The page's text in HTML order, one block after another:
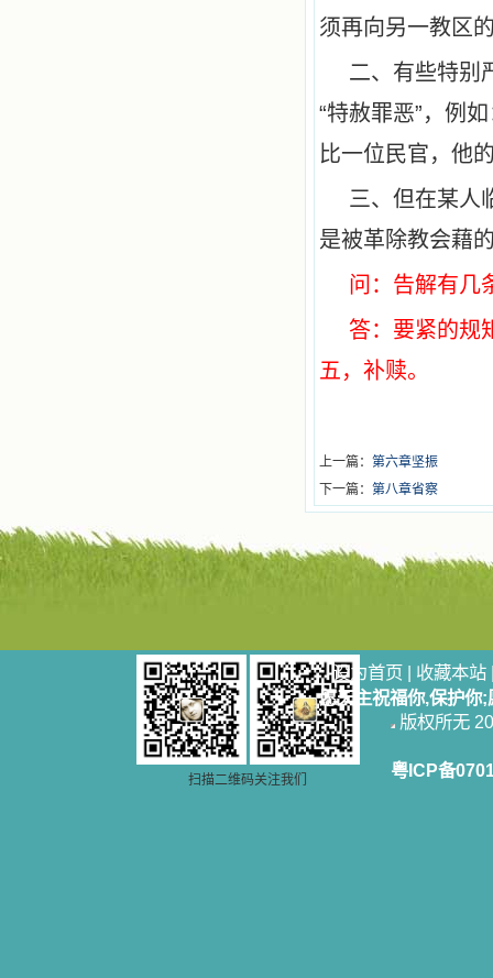
须再向另一教区
二、有些特别
“特赦罪恶”，例
比一位民官，他
三、但在某人
是被革除教会藉
问：告解有几
答：要紧的规
五，补赎。
上一篇： 第六章坚振
下一篇： 第八章省察
扫描二维码关注我们
设为首页 | 收藏本站
愿天主祝福你,保护你
版权所无
粤ICP备